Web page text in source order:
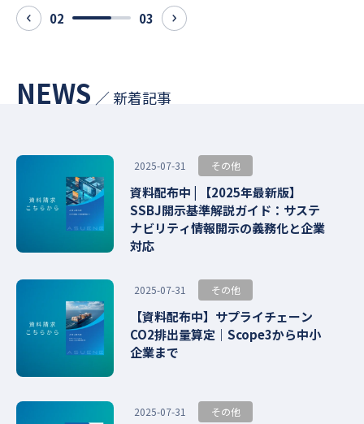
prev 02 03 next
NEWS ／ 新着記事
2025-07-31 その他
資料配布中 | 【2025年最新版】
SSBJ開示基準解説ガイド：サステ
ナビリティ情報開示の義務化と企業
対応
2025-07-31 その他
【資料配布中】サプライチェーン
CO2排出量算定｜Scope3から中小
企業まで
2025-07-31 その他